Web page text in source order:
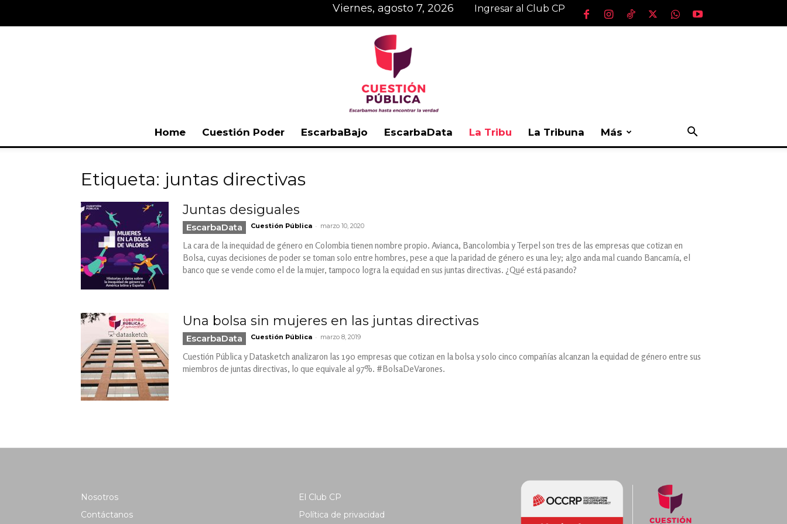
viernes, agosto 7, 2026 Ingresar al Club CP
Home Cuestión Poder EscarbaBajo EscarbaData La Tribu La Tribuna Más
Etiqueta: juntas directivas
Juntas desiguales
EscarbaData Cuestión Pública - marzo 10, 2020
La cara de la inequidad de género en Colombia tienen nombre propio. Avianca, Bancolombia y Terpel son tres de las empresas que cotizan en
Bolsa, cuyas decisiones de poder se toman solo entre hombres, pese a que la paridad de género es una ley; algo anda mal cuando Bancamía, el
banco que se vende como el de la mujer, tampoco logra la equidad en sus juntas directivas. ¿Qué está pasando?
Una bolsa sin mujeres en las juntas directivas
EscarbaData Cuestión Pública - marzo 8, 2019
Cuestión Pública y Datasketch analizaron las 190 empresas que cotizan en la bolsa y solo cinco compañías alcanzan la equidad de género entre sus
miembros de juntas directivas, lo que equivale al 97%. #BolsaDeVarones.
Nosotros
Contáctanos
El Club CP
Política de privacidad